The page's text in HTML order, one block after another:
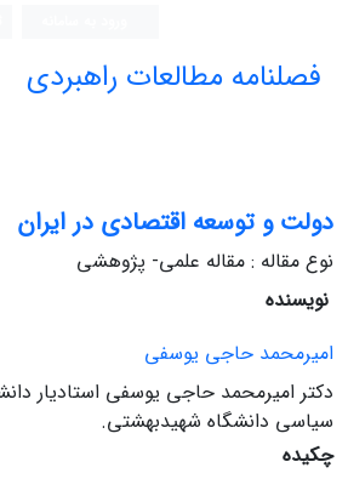
فصلنامه مطالعات راهبردی
دولت و توسعه اقتصادی در ایران
نوع مقاله : مقاله علمی- پژوهشی
نویسنده
امیرمحمد حاجی‏ یوسفی
دکتر امیرمحمد حاجی ‏یوسفی استادیار
سیاسی دانشگاه شهیدبهشتی.
چکیده